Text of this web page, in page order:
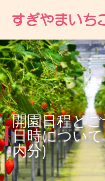
開園日程と
日時につい
内分)